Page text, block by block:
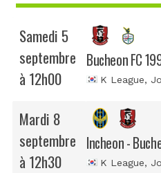
Samedi 5
septembre
à 12h00
Bucheon FC
K League,
Mardi 8
septembre
à 12h30
Incheon -
K League,